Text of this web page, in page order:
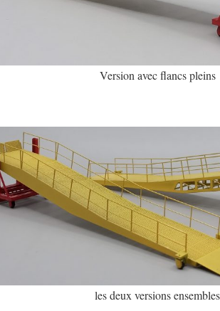
Version avec flancs pleins
les deux versions ensembles